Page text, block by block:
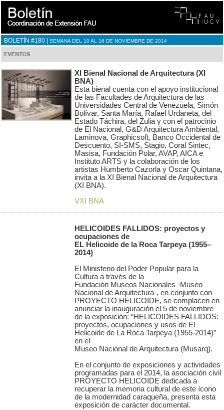
BOLETÍN #180 | SEMANA DEL 10 AL 16 DE NOVIEMBRE DE 2014
XI Bienal Nacional de Arquitectura (XI
BNA)
Esta bienal cuenta con el apoyo institucional
de las Facultades de Arquitectura de las
Universidades Central de Venezuela, Simón
Bolívar, Santa María, Rafael Urdaneta, del
Estado Táchira, del Zulia y con el patrocinio
de El Nacional, G&D Arquitectura Ambiental,
Laminova, Graphicsoft, Banco Occidental de
Descuento, SI-SMS, Stagio, Coral Sintec,
Masisa, Fundación Polar, AVAP, AICA e
Instituto ARTS y la colaboración de los
artistas Humberto Cazorla y Oscar Quintana,
invita a la XI Bienal Nacional de Arquitectura
(XI BNA).
VXI BNA
HELICOIDES FALLIDOS: proyectos y
ocupaciones de
EL Helicoide de la Roca Tarpeya (1955–
2014)
El Ministerio del Poder Popular para la
Cultura a través de la
Fundación Museos Nacionales -Museo
Nacional de Arquitectura-, en conjunto con
PROYECTO HELICOIDE, se complacen en
anunciar la inauguración el 5 de noviembre
de la exposición: “HELICOIDES FALLIDOS:
proyectos, ocupaciones y usos de El
Helicoide de La Roca Tarpeya (1955-2014)”
en el
Museo Nacional de Arquitectura (Musarq).
En el conjunto de exposiciones y actividades
programadas para el 2014, la asociación civil
PROYECTO HELICOIDE dedicada a
recuperar la memoria cultural de este ícono
de la modernidad caraqueña, presenta esta
exposición de carácter documental.